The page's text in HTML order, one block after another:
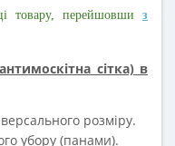
товару, перейшовши
з
сітка) в
розміру.
убору (панами).